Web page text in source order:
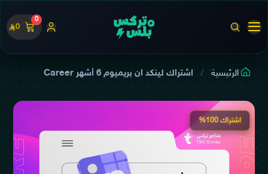
0
0
الرئيسية اشتراك لينكد ان بريميوم 6 أشهر Career
اشتراك 100%